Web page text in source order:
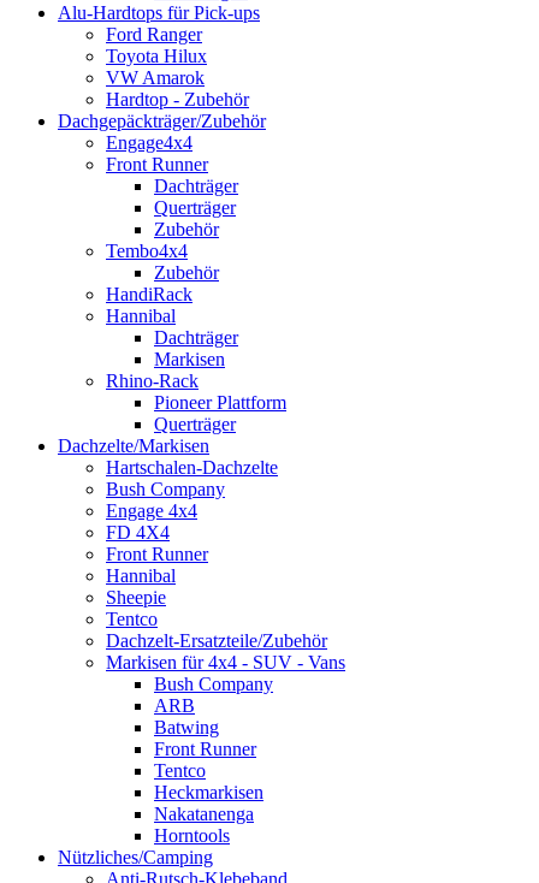
Alu-Hardtops für Pick-ups
Ford Ranger
Toyota Hilux
VW Amarok
Hardtop - Zubehör
Dachgepäckträger/Zubehör
Engage4x4
Front Runner
Dachträger
Querträger
Zubehör
Tembo4x4
Zubehör
HandiRack
Hannibal
Dachträger
Markisen
Rhino-Rack
Pioneer Plattform
Querträger
Dachzelte/Markisen
Hartschalen-Dachzelte
Bush Company
Engage 4x4
FD 4X4
Front Runner
Hannibal
Sheepie
Tentco
Dachzelt-Ersatzteile/Zubehör
Markisen für 4x4 - SUV - Vans
Bush Company
ARB
Batwing
Front Runner
Tentco
Heckmarkisen
Nakatanenga
Horntools
Nützliches/Camping
Anti-Rutsch-Klebeband